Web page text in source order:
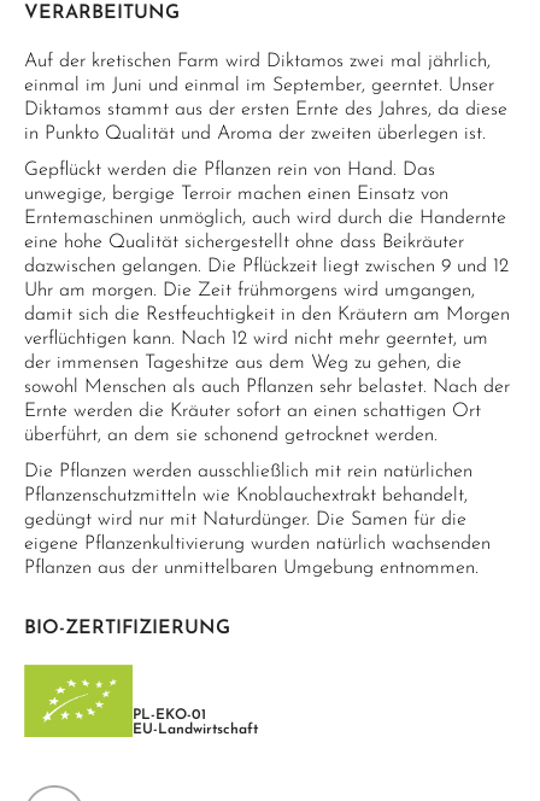
VERARBEITUNG
Auf der kretischen Farm wird Diktamos zwei mal jährlich,
einmal im Juni und einmal im September, geerntet. Unser
Diktamos stammt aus der ersten Ernte des Jahres, da diese
in Punkto Qualität und Aroma der zweiten überlegen ist.
Gepflückt werden die Pflanzen rein von Hand. Das
unwegige, bergige Terroir machen einen Einsatz von
Erntemaschinen unmöglich, auch wird durch die Handernte
eine hohe Qualität sichergestellt ohne dass Beikräuter
dazwischen gelangen. Die Pflückzeit liegt zwischen 9 und 12
Uhr am morgen. Die Zeit frühmorgens wird umgangen,
damit sich die Restfeuchtigkeit in den Kräutern am Morgen
verflüchtigen kann. Nach 12 wird nicht mehr geerntet, um
der immensen Tageshitze aus dem Weg zu gehen, die
sowohl Menschen als auch Pflanzen sehr belastet. Nach der
Ernte werden die Kräuter sofort an einen schattigen Ort
überführt, an dem sie schonend getrocknet werden.
Die Pflanzen werden ausschließlich mit rein natürlichen
Pflanzenschutzmitteln wie Knoblauchextrakt behandelt,
gedüngt wird nur mit Naturdünger. Die Samen für die
eigene Pflanzenkultivierung wurden natürlich wachsenden
Pflanzen aus der unmittelbaren Umgebung entnommen.
BIO-ZERTIFIZIERUNG
PL-EKO-01
EU-Landwirtschaft